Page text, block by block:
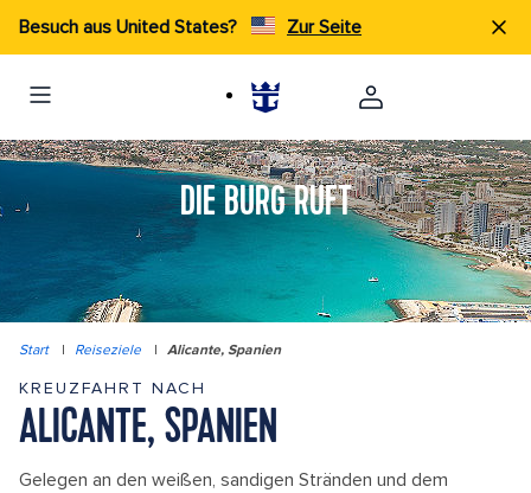
Besuch aus United States? Zur Seite
DIE BURG RUFT
Start | Reiseziele | Alicante, Spanien
KREUZFAHRT NACH
ALICANTE, SPANIEN
Gelegen an den weißen, sandigen Stränden und dem